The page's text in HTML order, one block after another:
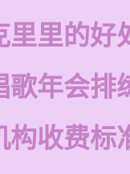
里里的好
歌年会排
构收费标